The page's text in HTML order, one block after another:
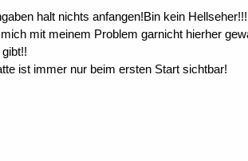
halt nichts anfangen!Bin kein
mit meinem Problem garnicht hierher
ist immer nur beim ersten Start sichtbar!